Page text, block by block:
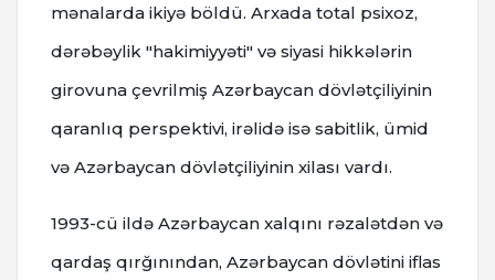
mənalarda ikiyə böldü. Arxada total psixoz,
dərəbəylik "hakimiyyəti" və siyasi hikkələrin
girovuna çevrilmiş Azərbaycan dövlətçiliyinin
qaranlıq perspektivi, irəlidə isə sabitlik, ümid
və Azərbaycan dövlətçiliyinin xilası vardı.
1993-cü ildə Azərbaycan xalqını rəzalətdən və
qardaş qırğınından, Azərbaycan dövlətini iflas